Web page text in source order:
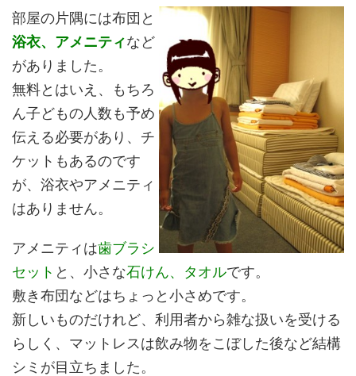
部屋の片隅には布団と
浴衣、アメニティなど
がありました。
無料とはいえ、もちろ
ん子どもの人数も予め
伝える必要があり、チ
ケットもあるのです
が、浴衣やアメニティ
はありません。
アメニティは歯ブラシ
セット と、小さな石けん、タオルです。
敷き布団などはちょっと小さめです。
新しいものだけれど、利用者から雑な扱いを受ける
らしく、マットレスは飲み物をこぼした後など結構
シミが目立ちました。